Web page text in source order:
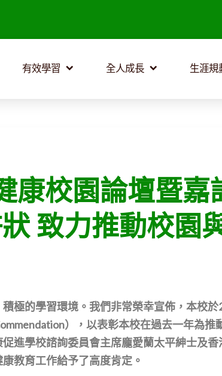
有效學習 全人成長 生涯規
康校園論壇暨嘉
致力推動校園
極的學習環境。我們非常榮幸宣佈，本校
），以表彰本校在過去一年為推
進學校諮詢委員會主席龐愛蘭太平紳士及
教育工作給予了高度肯定。